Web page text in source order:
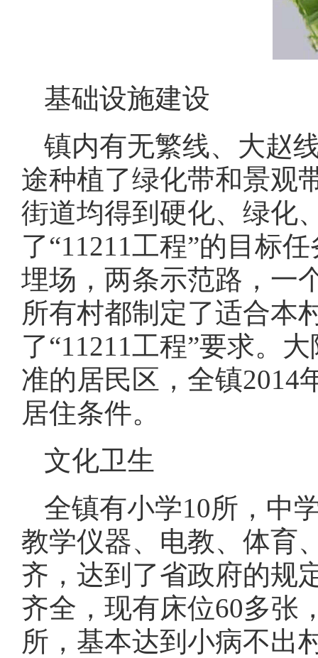
基础设施建设
镇内有无繁线、大赵
途种植了绿化带和景观
街道均得到硬化、绿化
了“11211工程”的目标
埋场，两条示范路，一
所有村都制定了适合本
了“11211工程”要求。
准的居民区，全镇2014
居住条件。
文化卫生
全镇有小学10所，中
教学仪器、电教、体育
齐，达到了省政府的规
齐全，现有床位60多张
所，基本达到小病不出